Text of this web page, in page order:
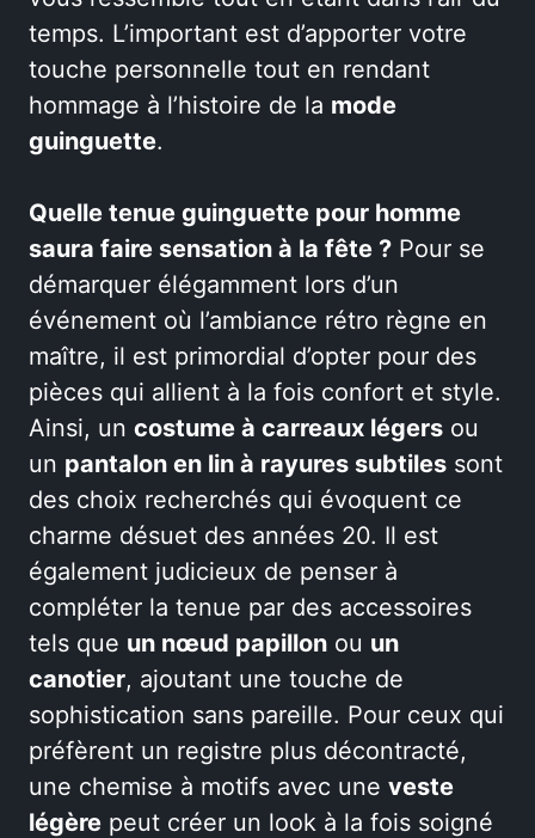
temps. L’important est d’apporter votre
touche personnelle tout en rendant
hommage à l’histoire de la mode
guinguette.
Quelle tenue guinguette pour homme
saura faire sensation à la fête ? Pour se
démarquer élégamment lors d’un
événement où l’ambiance rétro règne en
maître, il est primordial d’opter pour des
pièces qui allient à la fois confort et style.
Ainsi, un costume à carreaux légers ou
un pantalon en lin à rayures subtiles sont
des choix recherchés qui évoquent ce
charme désuet des années 20. Il est
également judicieux de penser à
compléter la tenue par des accessoires
tels que un nœud papillon ou un
canotier, ajoutant une touche de
sophistication sans pareille. Pour ceux qui
préfèrent un registre plus décontracté,
une chemise à motifs avec une veste
légère peut créer un look à la fois soigné